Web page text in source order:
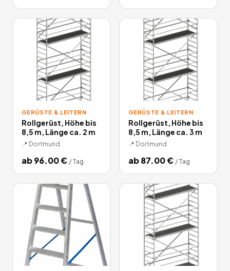
GERÜSTE & LEITERN
Rollgerüst, Höhe bis
8,5 m, Länge ca. 2 m
📍 Dortmund
ab96.00€ / Tag
GERÜSTE & LEITERN
Rollgerüst, Höhe bis
8,5 m, Länge ca. 3 m
📍 Dortmund
ab87.00€ / Tag